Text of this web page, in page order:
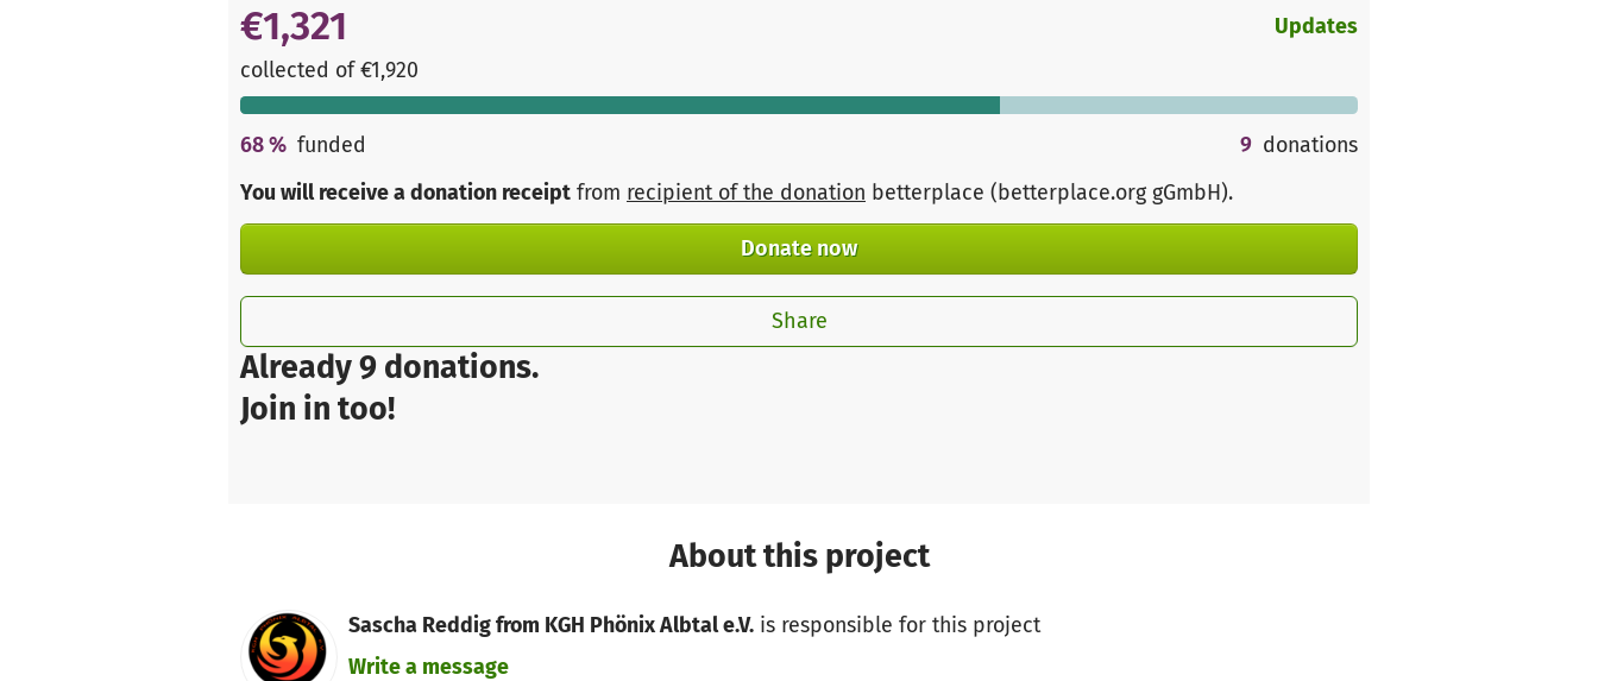
Already 9 donations.
Join in too!
€1,321
collected of €1,920
Updates
68% funded 9 donations
You will receive a donation receipt from recipient of the donation betterplace (betterplace.org gGmbH).
Donate now
Share
About this project
Sascha Reddig from KGH Phönix Albtal e.V.is responsible for this project
Write a message